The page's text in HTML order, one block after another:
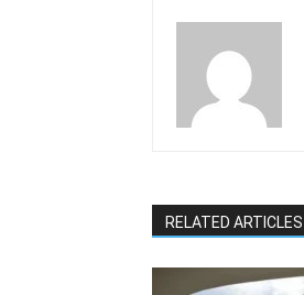
RELATED ARTICLES